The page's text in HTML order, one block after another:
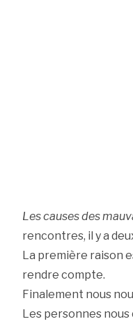
Les causes des
rencontres, il y a
La première raison
rendre compte.
Finalement nous
Les personnes nous